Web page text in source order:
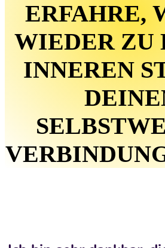
ERFAHRE,
WIEDER ZU
INNEREN